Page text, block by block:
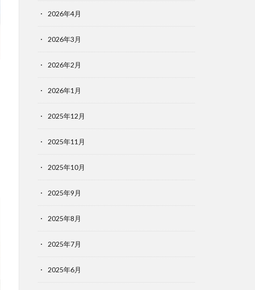
2026年4月
2026年3月
2026年2月
2026年1月
2025年12月
2025年11月
2025年10月
2025年9月
2025年8月
2025年7月
2025年6月